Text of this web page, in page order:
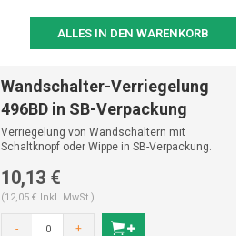
ALLES IN DEN WARENKORB
Wandschalter-Verriegelung
496BD in SB-Verpackung
Verriegelung von Wandschaltern mit
Schaltknopf oder Wippe in SB-Verpackung.
10,13 €
(12,05 € Inkl. MwSt.)
- +